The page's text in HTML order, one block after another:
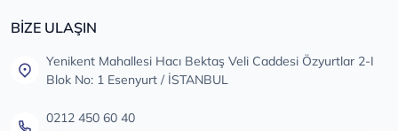
BİZE ULAŞIN
Yenikent Mahallesi Hacı Bektaş Veli Caddesi Özyurtlar 2-I
Blok No: 1 Esenyurt / İSTANBUL
0212 450 60 40